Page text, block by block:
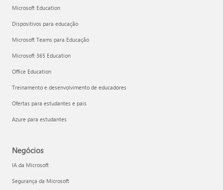
Microsoft Education
Dispositivos para educação
Microsoft Teams para Educação
Microsoft 365 Education
Office Education
Treinamento e desenvolvimento de educadores
Ofertas para estudantes e pais
Azure para estudantes
Negócios
IA da Microsoft
Segurança da Microsoft